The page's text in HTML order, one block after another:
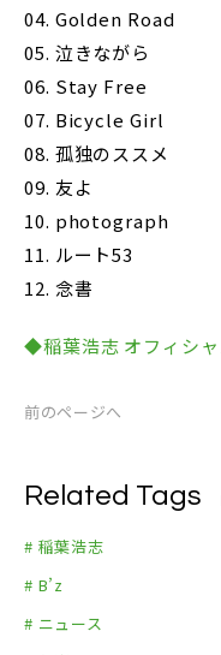
04. Golden Road
05. 泣きながら
06. Stay Free
07. Bicycle Girl
08. 孤独のススメ
09. 友よ
10. photograph
11. ルート53
12. 念書
◆稲葉浩志 オフィシ
前のページへ
Related Tags
# 稲葉浩志
# B’z
# ニュース